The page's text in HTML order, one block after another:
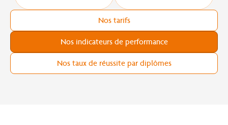
Nos tarifs
Nos indicateurs de performance
Nos taux de réussite par diplômes